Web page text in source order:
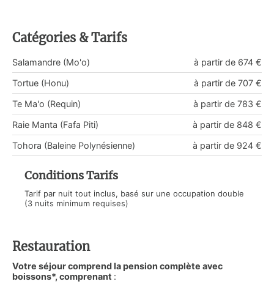
Catégories & Tarifs
à partir de 674 €
Salamandre (Mo'o)
à partir de 707 €
Tortue (Honu)
à partir de 783 €
Te Ma'o (Requin)
à partir de 848 €
Raie Manta (Fafa Piti)
à partir de 924 €
Tohora (Baleine Polynésienne)
Conditions Tarifs
Tarif par nuit tout inclus, basé sur une occupation double
(3 nuits minimum requises)
Restauration
Votre séjour comprend la pension complète avec
boissons*, comprenant :